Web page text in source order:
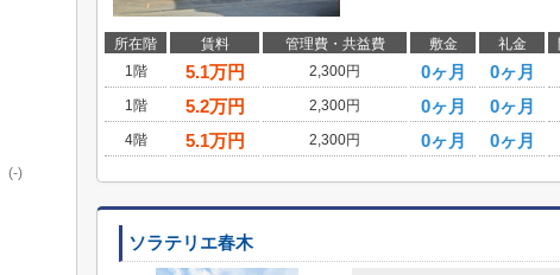
所在階 賃料 管理費・共益費 敷金 礼金
1階
5.1万円 2,300円 0ヶ月 0ヶ月
1階
5.2万円 2,300円 0ヶ月 0ヶ月
4階
5.1万円 2,300円 0ヶ月 0ヶ月
ソラテリエ春木
(-)